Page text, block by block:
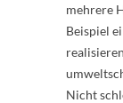
mehrere
Beispiel
Nicht